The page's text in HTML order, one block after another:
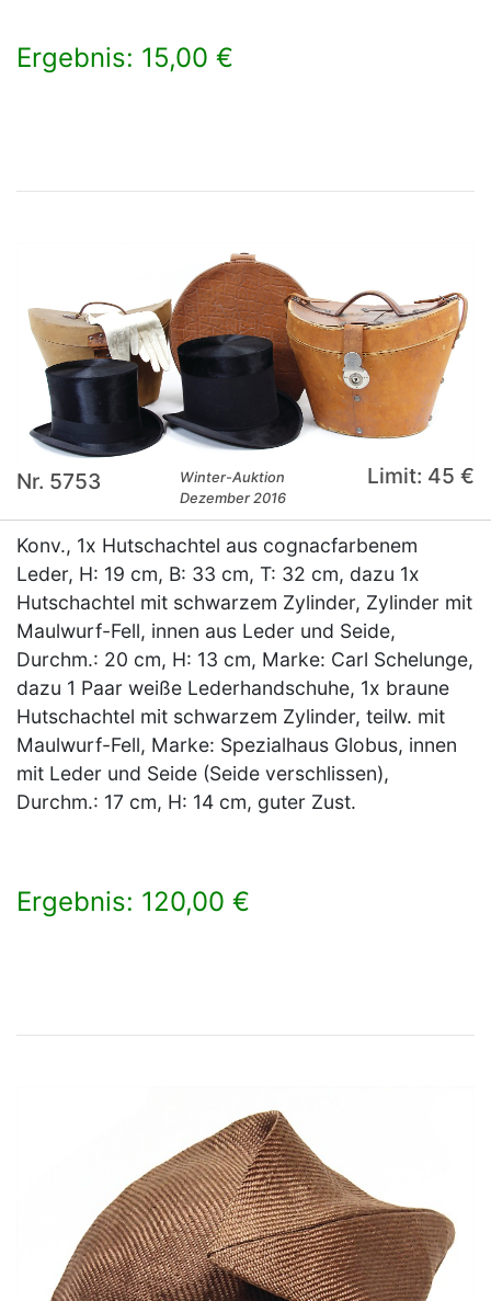
Ergebnis: 15,00 €
Nr. 5753
Winter-Auktion
Dezember 2016
Limit: 45 €
Konv., 1x Hutschachtel aus cognacfarbenem
Leder, H: 19 cm, B: 33 cm, T: 32 cm, dazu 1x
Hutschachtel mit schwarzem Zylinder, Zylinder mit
Maulwurf-Fell, innen aus Leder und Seide,
Durchm.: 20 cm, H: 13 cm, Marke: Carl Schelunge,
dazu 1 Paar weiße Lederhandschuhe, 1x braune
Hutschachtel mit schwarzem Zylinder, teilw. mit
Maulwurf-Fell, Marke: Spezialhaus Globus, innen
mit Leder und Seide (Seide verschlissen),
Durchm.: 17 cm, H: 14 cm, guter Zust.
Ergebnis: 120,00 €